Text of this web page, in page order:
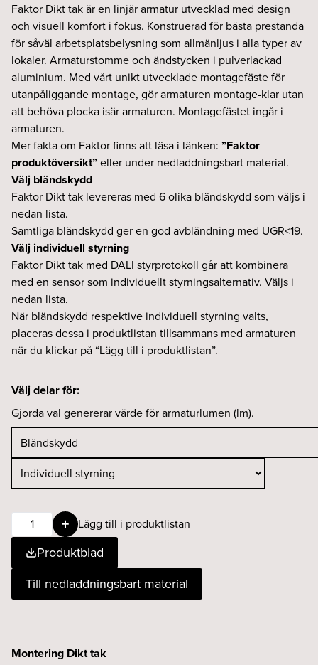
Faktor Dikt tak är en linjär armatur utvecklad med design
och visuell komfort i fokus. Konstruerad för bästa prestanda
för såväl arbetsplatsbelysning som allmänljus i alla typer av
lokaler. Armaturstomme och ändstycken i pulverlackad
aluminium. Med vårt unikt utvecklade montagefäste för
utanpåliggande montage, gör armaturen montage-klar utan
att behöva plocka isär armaturen. Montagefästet ingår i
armaturen.
Mer fakta om Faktor finns att läsa i länken: ”Faktor
produktöversikt”eller under nedladdningsbart material.
Välj bländskydd
Faktor Dikt tak levereras med 6 olika bländskydd som väljs i
nedan lista.
Samtliga bländskydd ger en god avbländning med UGR<19.
Välj individuell styrning
Faktor Dikt tak med DALI styrprotokoll går att kombinera
med en sensor som individuellt styrningsalternativ. Väljs i
nedan lista.
När bländskydd respektive individuell styrning valts,
placeras dessa i produktlistan tillsammans med armaturen
när du klickar på “Lägg till i produktlistan”.
Välj delar för:
Gjorda val genererar värde för armaturlumen (lm).
Faktor
D
940
dikt
Ind.
Lägg till i produktlistan
Produktblad
Till nedladdningsbart material
Montering Dikt tak